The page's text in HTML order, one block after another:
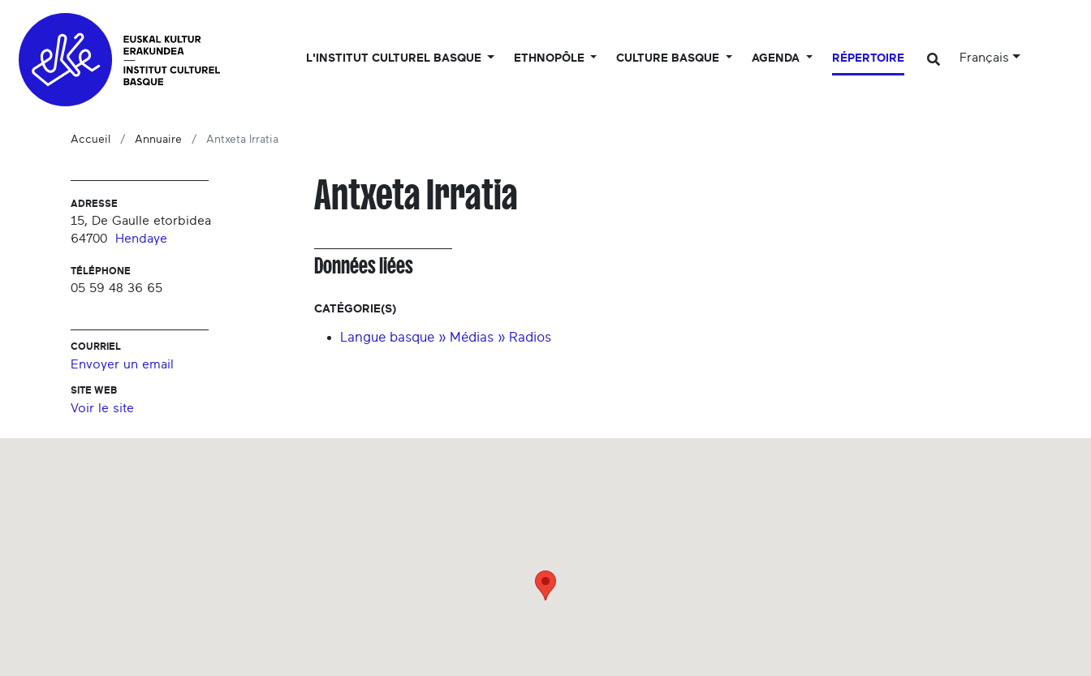
L'INSTITUT CULTUREL BASQUE ETHNOPÔLE CULTURE BASQUE AGENDA RÉPERTOIRE Français
Accueil Annuaire Antxeta Irratia
ADRESSE
15, De Gaulle etorbidea
64700
Hendaye
TÉLÉPHONE
05 59 48 36 65
COURRIEL
Envoyer un email
SITE WEB
Voir le site
Antxeta Irratia
Données liées
CATÉGORIE(S)
Langue basque » Médias » Radios